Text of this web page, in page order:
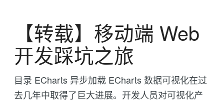
【转载】移动端 Web
开发踩坑之旅
目录 ECharts 异步加载 ECharts 数据可视化在过
去几年中取得了巨大进展。开发人员对可视化产